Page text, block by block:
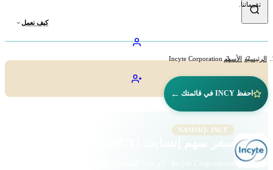
تقييماتنا.
كيف نعمل
الرئيسية الأسهم Incyte Corporation
احفظ INCY في قائمتك ←
NASDAQ: INCY
سعر سهم إنسايت (INCY)